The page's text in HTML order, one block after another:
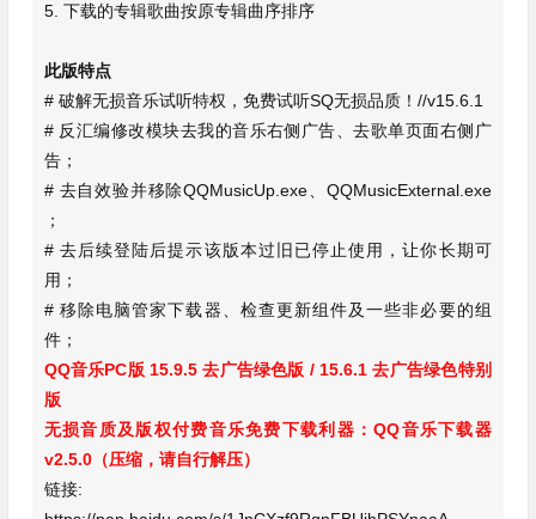
5. 下载的专辑歌曲按原专辑曲序排序
此版特点
# 破解无损音乐试听特权，免费试听SQ无损品质！//v15.6.1
# 反汇编修改模块去我的音乐右侧广告、去歌单页面右侧广
告；
# 去自效验并移除QQMusicUp.exe、QQMusicExternal.exe
；
# 去后续登陆后提示该版本过旧已停止使用，让你长期可
用；
# 移除电脑管家下载器、检查更新组件及一些非必要的组
件；
QQ音乐PC版 15.9.5 去广告绿色版 / 15.6.1 去广告绿色特别
版
无损音质及版权付费音乐免费下载利器：QQ音乐下载器
v2.5.0（压缩，请自行解压）
链接: